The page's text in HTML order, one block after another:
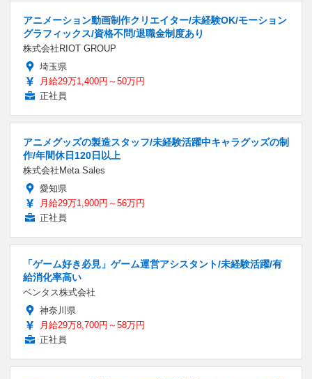
アニメーション動画制作クリエイター/未経験OK/モーション
グラフィックス/資格不問/退職金制度あり
株式会社RIOT GROUP
埼玉県
月給29万1,400円～50万円
正社員
アニメグッズの製造スタッフ/未経験活躍中キャラグッズの制
作/年間休日120日以上
株式会社Meta Sales
愛知県
月給29万1,900円～56万円
正社員
「ゲーム好き必見」ゲーム運営アシスタント/未経験活躍/有
給消化率高い
ベンタス株式会社
神奈川県
月給29万8,700円～58万円
正社員